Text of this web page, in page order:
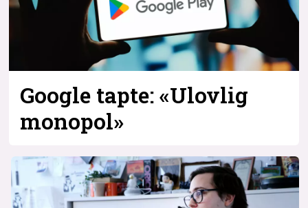
Google tapte: «Ulovlig
monopol»